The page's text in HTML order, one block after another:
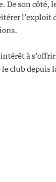
De son côté,
à s’offrir
club depuis